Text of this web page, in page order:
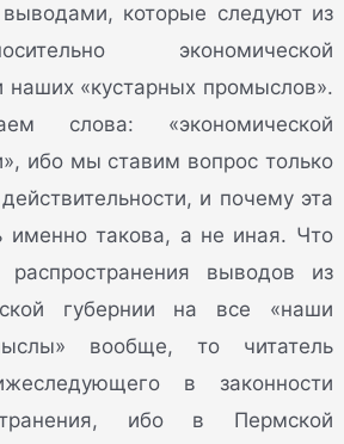
которые следуют из
экономической
наших «кустарных промыслов».
слова: «экономической
ибо мы ставим вопрос только
и почему эта
именно такова, а не иная. Что
выводов из
губернии на все «наши
вообще, то читатель
в законности
ибо в Пермской